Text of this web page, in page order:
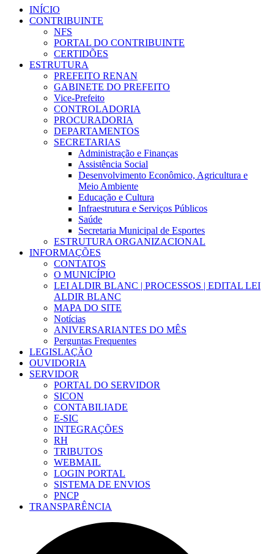
INÍCIO
CONTRIBUINTE
NFS
PORTAL DO CONTRIBUINTE
CERTIDÕES
ESTRUTURA
PREFEITO RENAN
GABINETE DO PREFEITO
Vice-Prefeito
CONTROLADORIA
PROCURADORIA
DEPARTAMENTOS
SECRETARIAS
Administração e Finanças
Assistência Social
Desenvolvimento Econômico, Agricultura e
Meio Ambiente
Educação e Cultura
Infraestrutura e Serviços Públicos
Saúde
Secretaria Municipal de Esportes
ESTRUTURA ORGANIZACIONAL
INFORMAÇÕES
CONTATOS
O MUNICÍPIO
LEI ALDIR BLANC | PROCESSOS | EDITAL LEI
ALDIR BLANC
MAPA DO SITE
Notícias
ANIVERSARIANTES DO MÊS
Perguntas Frequentes
LEGISLAÇÃO
OUVIDORIA
SERVIDOR
PORTAL DO SERVIDOR
SICON
CONTABILIADE
E-SIC
INTEGRAÇÕES
RH
TRIBUTOS
WEBMAIL
LOGIN PORTAL
SISTEMA DE ENVIOS
PNCP
TRANSPARÊNCIA